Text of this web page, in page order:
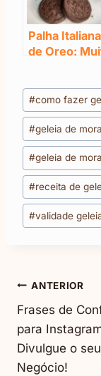
Palha Italiana
de Oreo:
Tags
do
Post:
#como fazer
#geleia de
#geleia de
#receita de
#validade
De
Post
ANTERIOR
Frases de
para
Divulgue o seu
Negócio!